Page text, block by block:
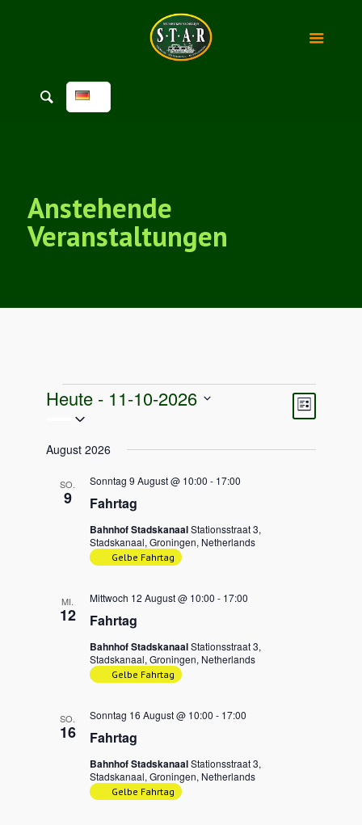
Anstehende
Veranstaltungen
Veranstaltungen
Liste
Heute - 11-10-2026
Datum
August 2026
SO.
9 Fahrtag
Sonntag 9 August @ 10:00 - 17:00
Bahnhof StadskanaalStationsstraat 3,
Stadskanaal, Groningen, Netherlands
Gelbe Fahrtag
MI.
12 Fahrtag
Mittwoch 12 August @ 10:00 - 17:00
Bahnhof StadskanaalStationsstraat 3,
Stadskanaal, Groningen, Netherlands
Gelbe Fahrtag
SO.
16 Fahrtag
Sonntag 16 August @ 10:00 - 17:00
Bahnhof StadskanaalStationsstraat 3,
Stadskanaal, Groningen, Netherlands
Gelbe Fahrtag